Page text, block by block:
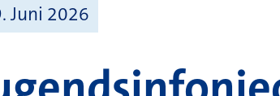
Juni 2026